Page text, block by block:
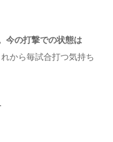
今の打撃での状態は
から毎試合打つ気持ち